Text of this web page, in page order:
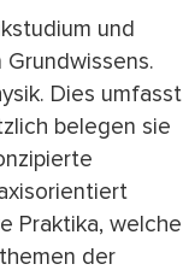
und
Dies umfasst
belegen sie
Praktika, welche
der